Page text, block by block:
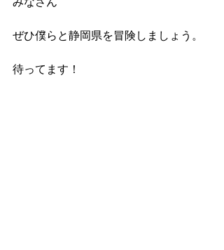
ぜひ僕らと静岡県を冒険しましょう。
待ってます！